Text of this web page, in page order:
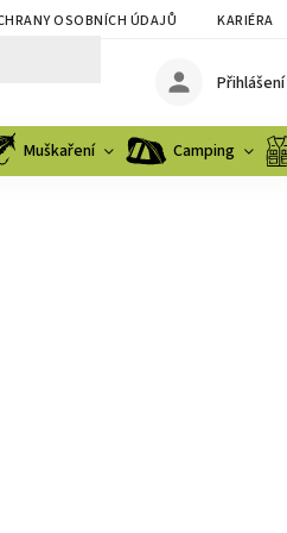
OSOBNÍCH ÚDAJŮ KARIÉRA
Přihlášení
Muškaření Camping